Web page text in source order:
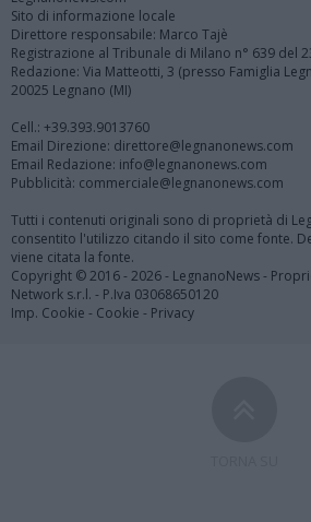
Sito di informazione locale
Direttore responsabile: Marco Tajè
Registrazione al Tribunale di Milano n° 639 del
Redazione: Via Matteotti, 3 (presso Famiglia
20025 Legnano (MI)
Cell.: +39.393.9013760
Email Direzione: direttore@legnanonews.com
Email Redazione: info@legnanonews.com
Pubblicità: commerciale@legnanonews.com
Tutti i contenuti originali sono di proprietà di
consentito l'utilizzo citando il sito come fonte.
viene citata la fonte.
Copyright © 2016 - 2026 - LegnanoNews -
Network s.r.l. - P.Iva 03068650120
Imp. Cookie - Cookie - Privacy